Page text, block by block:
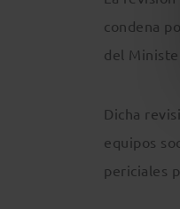
condena
del
Dicha
equipos
periciales